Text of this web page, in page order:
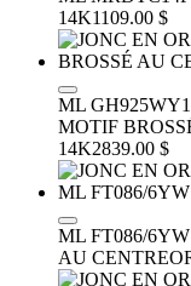
14K1109.00 $
ML
MOTIF
14K2839.00 $
ML FT086/
AU CENTRE